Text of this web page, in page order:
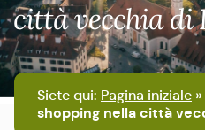
Siete qui: Pagina iniziale »
shopping nella città
città vecchia di